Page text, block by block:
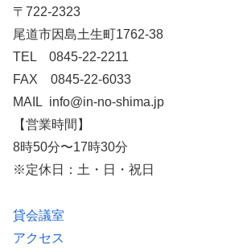
〒722-2323
尾道市因島土生町1762-38
TEL 0845-22-2211
FAX 0845-22-6033
MAIL info@in-no-shima.jp
【営業時間】
8時50分〜17時30分
※定休日：土・日・祝日
貸会議室
アクセス